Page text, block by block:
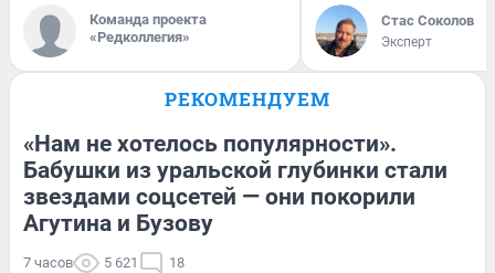
Команда проекта
«Редколлегия»
Стас Соколов
Эксперт
РЕКОМЕНДУЕМ
«Нам не хотелось популярности».
Бабушки из уральской глубинки стали
звездами соцсетей — они покорили
Агутина и Бузову
7 часов 5 621 18